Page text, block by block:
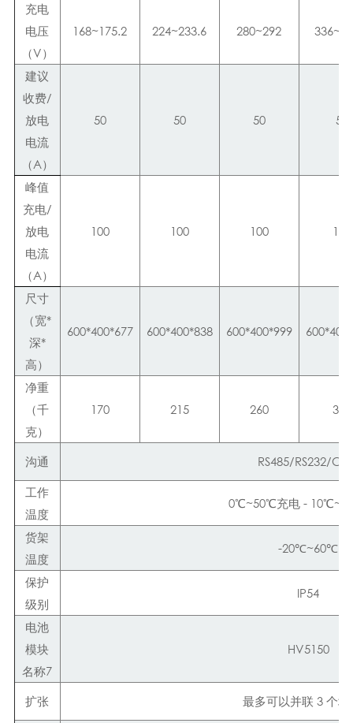
充电
电压
（V）
168~175.2 224~233.6 280~292
建议
收费/
放电
电流
（A）
50 50 50 50
峰值
充电/
放电
电流
（A）
100 100 100 100
尺寸
（宽*
深*
高）
600*400*677 600*400*838 600*400*999
净重
（千
克）
170 215 260 305
沟通
RS485/RS232/
工作
温度
0℃~50℃充电 - 10℃~
货架
温度
-20℃~60℃
保护
级别
IP54
电池
模块
名称7
HV5150
扩张 最多可以并联 3 个